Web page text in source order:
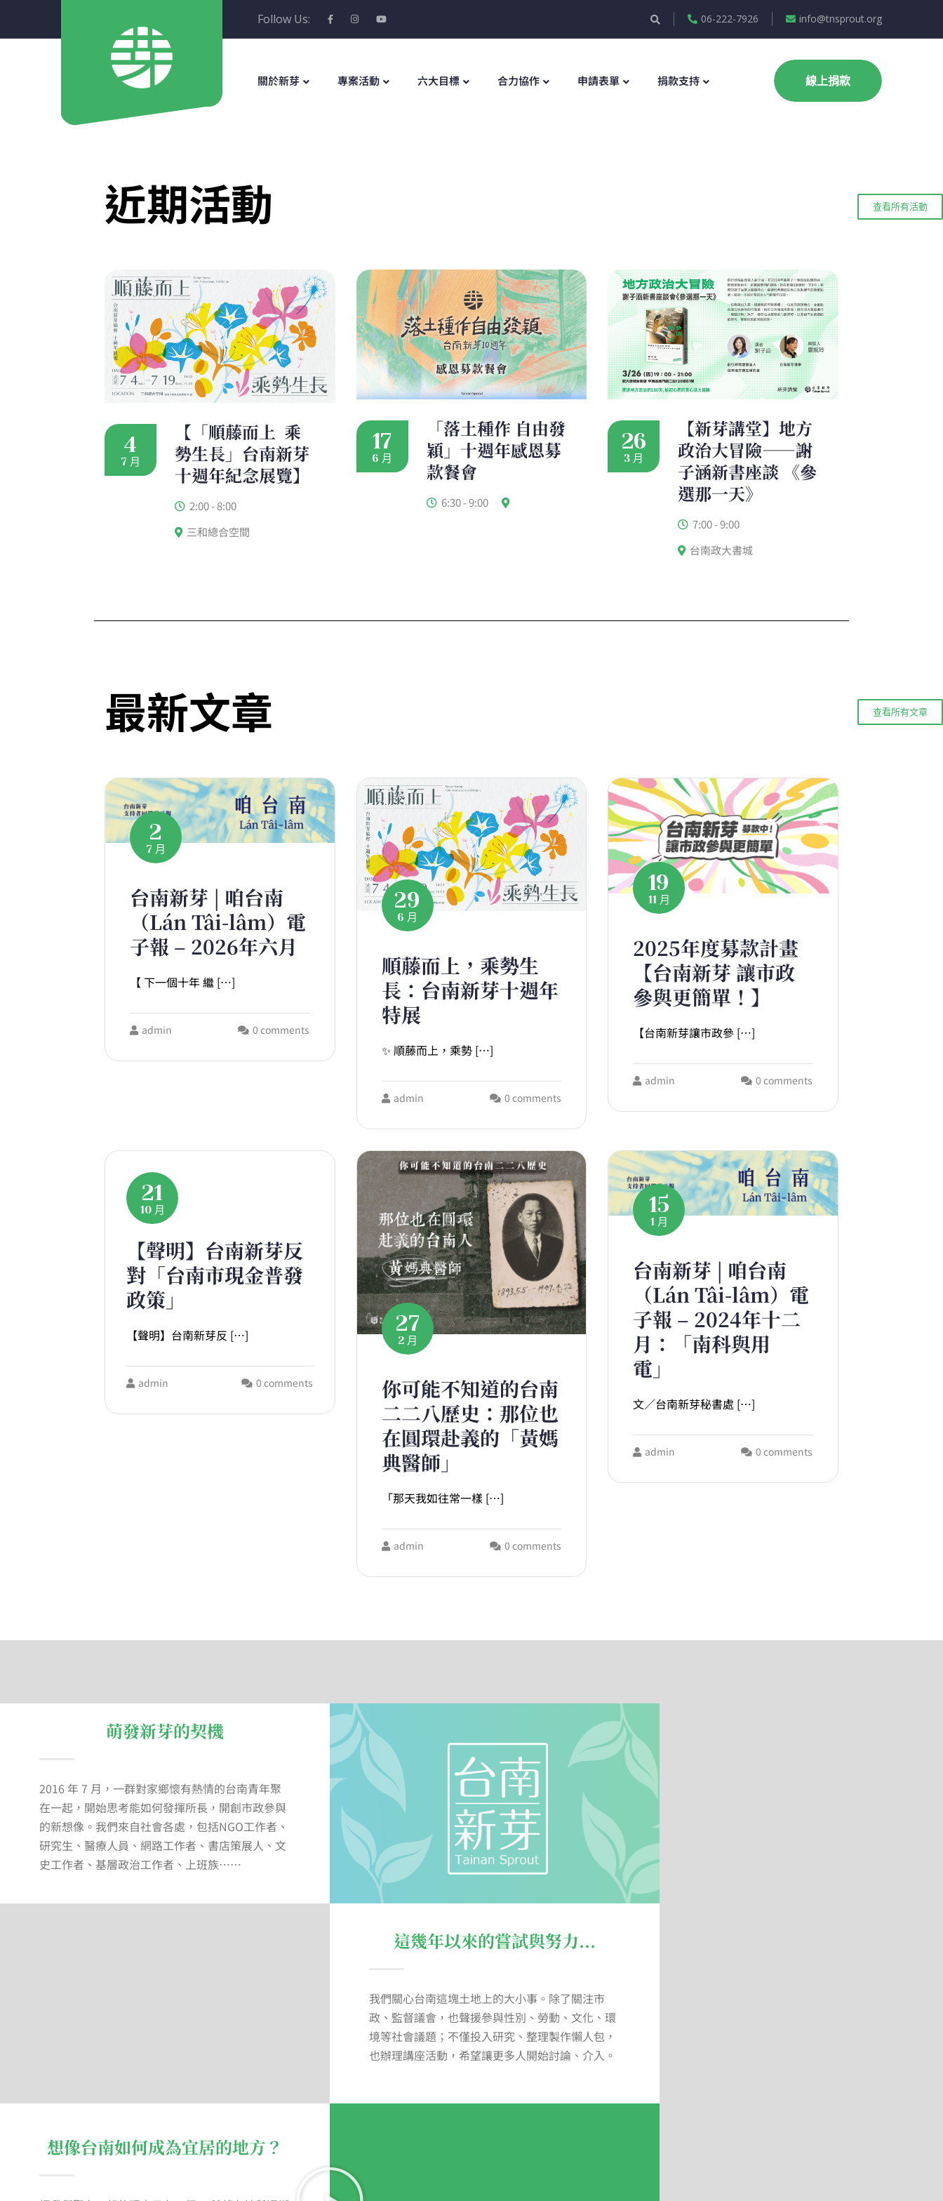
Follow Us: 06-222-7926 info@tnsprout.org
關於新芽 專案活動 六大目標 合力協作 申請表單 捐款支持 線上捐款
近期活動
4
7 月
【「順藤而上 ​ 乘
勢生長」台南新芽
十週年紀念展覽】
2:00 - 8:00
三和總合空間
17
6 月
「落土種作 自由發
穎」十週年感恩募
款餐會
6:30 - 9:00
26
3 月
【新芽講堂】地方
政治大冒險——謝
子涵新書座談 《參
選那一天》
7:00 - 9:00
台南政大書城
查看所有活動
查看所有文章
最新文章
2
7 月
台南新芽 | 咱台南
（Lán Tâi-lâm）電
子報 – 2026年六月
【 下一個十年 繼 […]
admin 0 comments
29
6 月
順藤而上，乘勢生
長：台南新芽十週年
特展
✨ 順藤而上，乘勢 […]
admin 0 comments
19
11 月
2025年度募款計畫
【台南新芽 讓市政
參與更簡單！】
【台南新芽讓市政參 […]
admin 0 comments
21
10 月
【聲明】台南新芽反
對「台南市現金普發
政策」
【聲明】台南新芽反 […]
admin 0 comments
27
2 月
你可能不知道的台南
二二八歷史：那位也
在圓環赴義的「黃媽
典醫師」
「那天我如往常一樣 […]
admin 0 comments
15
1 月
台南新芽 | 咱台南
（Lán Tâi-lâm）電
子報 – 2024年十二
月：「南科與用
電」
文／台南新芽秘書處 […]
admin 0 comments
萌發新芽的契機
2016 年 7 月，一群對家鄉懷有熱情的台南青年聚
在一起，開始思考能如何發揮所長，開創市政參與
的新想像。我們來自社會各處，包括NGO工作者、
研究生、醫療人員、網路工作者、書店策展人、文
史工作者、基層政治工作者、上班族……
這幾年以來的嘗試與努力...
我們關心台南這塊土地上的大小事。除了關注市
政、監督議會，也聲援參與性別、勞動、文化、環
境等社會議題；不僅投入研究、整理製作懶人包，
也辦理講座活動，希望讓更多人開始討論、介入。
想像台南如何成為宜居的地方？